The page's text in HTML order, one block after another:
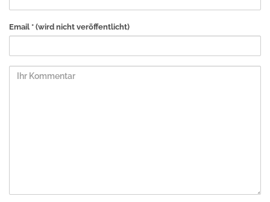
Email * (wird nicht veröffentlicht)